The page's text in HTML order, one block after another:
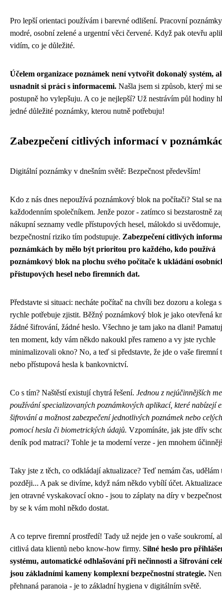
Pro lepší orientaci používám i barevné odlišení. Pracovní
modré, osobní zelené a urgentní věci červené. Když pak otevřu
vidím, co je důležité.
Účelem organizace poznámek není vytvořit dokonalý systém,
usnadnit si práci s informacemi. Našla jsem si způsob, který mi
postupně ho vylepšuju. A co je nejlepší? Už nestrávím půl hodiny
jedné důležité poznámky, kterou nutně potřebuju!
Zabezpečení citlivých informací v
Digitální poznámky v dnešním světě: Bezpečnost především!
Kdo z nás dnes nepoužívá poznámkový blok na počítači? Stal se
každodenním společníkem. Jenže pozor - zatímco si bezstarostně
nákupní seznamy vedle přístupových hesel, málokdo si
bezpečnostní riziko tím podstupuje. Zabezpečení citlivých
poznámkách by mělo být prioritou pro každého, kdo používá
poznámkový blok na plochu svého počítače k ukládání
přístupových hesel nebo firemních dat.
Představte si situaci: necháte počítač na chvíli bez dozoru a kolega
rychle potřebuje zjistit. Běžný poznámkový blok je jako otevřená
žádné šifrování, žádné heslo. Všechno je tam jako na dlani!
ten moment, kdy vám někdo nakoukl přes rameno a vy jste rychle
minimalizovali okno? No, a teď si představte, že jde o vaše firemní
nebo přístupová hesla k bankovnictví.
Co s tím? Naštěstí existují chytrá řešení. Jednou z nejúčinnějších
používání specializovaných poznámkových aplikací, které nabízejí
šifrování a možnost zabezpečení jednotlivých poznámek nebo
pomocí hesla či biometrických údajů. Vzpomínáte, jak jste dřív
deník pod matraci? Tohle je ta moderní verze - jen mnohem
Taky jste z těch, co odkládají aktualizace? Teď nemám čas, udělám
později... A pak se divíme, když nám někdo vybílí účet.
jen otravné vyskakovací okno - jsou to záplaty na díry v
by se k vám mohl někdo dostat.
A co teprve firemní prostředí! Tady už nejde jen o vaše soukromí,
citlivá data klientů nebo know-how firmy. Silné heslo pro
systému, automatické odhlašování při nečinnosti a šifrování
jsou základními kameny komplexní bezpečnostní strategie.
přehnaná paranoia - je to základní hygiena v digitálním světě.